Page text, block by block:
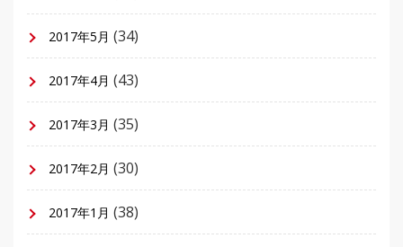
2017年5月 (34)
2017年4月 (43)
2017年3月 (35)
2017年2月 (30)
2017年1月 (38)